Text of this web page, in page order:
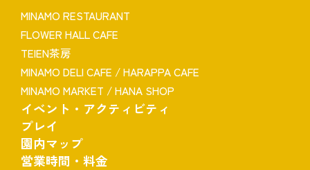
MINAMO RESTAURANT
FLOWER HALL CAFE
TEIEN茶房
MINAMO DELI CAFE / HARAPPA CAFE
MINAMO MARKET / HANA SHOP
イベント・アクティビティ
プレイ
園内マップ
営業時間・料金